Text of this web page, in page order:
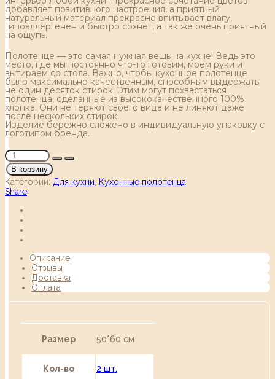
добавляет позитивного настроения, а приятный
натуральный материал прекрасно впитывает влагу,
гипоаллергенен и быстро сохнет, а так же очень приятный
на ощупь.
Полотенце — это самая нужная вещь на кухне! Ведь это
место, где мы постоянно что-то готовим, моем руки и
вытираем со стола. Важно, чтобы кухонное полотенце
было максимально качественным, способным выдержать
не один десяток стирок. Этим могут похвастаться
полотенца, сделанные из высококачественного 100%
хлопка. Они не теряют своего вида и не линяют даже
после нескольких стирок.
Изделие бережно сложено в индивидуальную упаковку с
логотипом бренда.
В корзину
Категории: Для кухни
Кухонные полотенца
Share
Описание
Отзывы
Доставка
Оплата
Размер 50*60 см
Кол-во 2 шт.